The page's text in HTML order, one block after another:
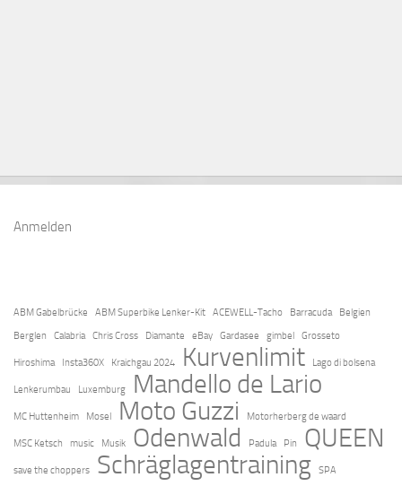
Anmelden
ABM Gabelbrücke ABM Superbike Lenker-Kit ACEWELL-Tacho Barracuda
Belgien
Berglen
Calabria Chris Cross Diamante eBay Gardasee gimbel Grosseto
Hiroshima Insta360X Kraichgau 2024 Kurvenlimit Lago di bolsena
Lenkerumbau Luxemburg Mandello de Lario
MC Huttenheim Mosel Moto Guzzi Motorherberg de waard
MSC Ketsch music Musik Odenwald Padula Pin QUEEN
save the choppers Schräglagentraining
SPA